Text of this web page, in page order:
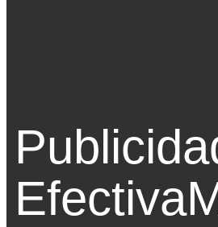
Efectiva